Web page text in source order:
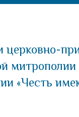
церковно-
митрополии
«Честь